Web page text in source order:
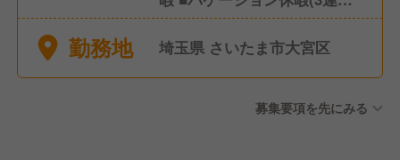
休・5連休) ■年末年始休暇(4
連休) ■バースデー休暇 ■失恋
勤務地 埼玉県 さいたま市大宮区
募集要項を先にみる